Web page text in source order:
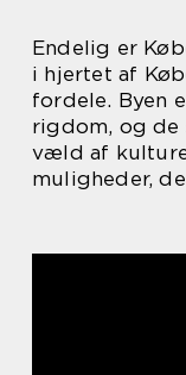
Endelig er
i hjertet af
fordele. Byen
rigdom, og de
væld af
muligheder,